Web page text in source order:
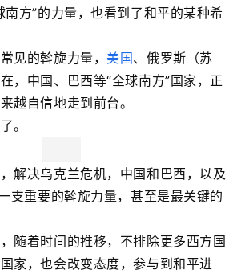
南方”的力量，也看到了和平的某种希
见的斡旋力量，美国、俄罗斯（苏
，中国、巴西等“全球南方”国家，正
越自信地走到前台。
。
解决乌克兰危机，中国和巴西，以及
支重要的斡旋力量，甚至是最关键的
随着时间的推移，不排除更多西方国
家，也会改变态度，参与到和平进